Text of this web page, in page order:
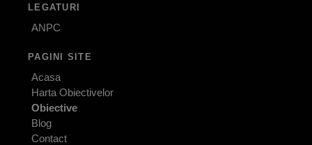
LEGATURI
ANPC
PAGINI SITE
Acasa
Harta Obiectivelor
Obiective
Blog
Contact